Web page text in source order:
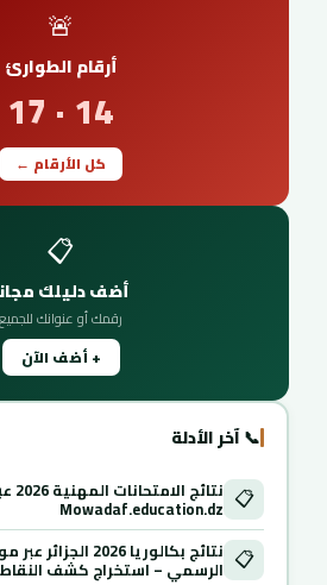
🚨
أرقام الطوارئ
14 · 17
كل الأرقام ←
📋
أضف دليلك
رقمك أو عنوانك للجميع
+ أضف الآن
📞 آخر الأدلة
📋
Mowadaf.education.dz
📋 الرسمي – استخراج كشف النقاط